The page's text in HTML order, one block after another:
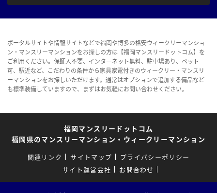
ポータルサイトや情報サイトなどで福岡や博多の格安ウィークリーマンショ
ン・マンスリーマンションをお探しの方は【福岡マンスリードットコム】を
ご利用ください。保証人不要、インターネット無料、駐車場あり、ペット
可、駅近など、こだわりの条件から家具家電付きのウィークリー・マンスリ
ーマンションをお探しいただけます。通常はオプションで追加する備品など
も標準装備していますので、まずはお気軽にお問い合わせください。
福岡マンスリードットコム
福岡県のマンスリーマンション・ウィークリーマンション
関連リンク サイトマップ
プライバシーポリシー
サイト運営会社
お問合わせ